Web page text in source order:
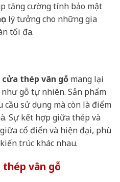
tăng cường tính bảo mật
lý tưởng cho những gia
tối đa.
cửa thép vân gỗ mang lại
như gỗ tự nhiên. Sản phẩm
cầu sử dụng mà còn là điểm
Sự kết hợp giữa thép và
cổ điển và hiện đại, phù
trúc khác nhau.
thép vân gỗ